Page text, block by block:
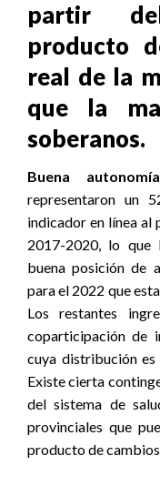
partir
producto
real de la
que la
soberanos.
Buena
representaron un
indicador en línea al
2017-2020, lo
buena posición de
para el 2022 que
Los restantes
coparticipación de
cuya distribución
Existe cierta
del sistema de
provinciales que
producto de